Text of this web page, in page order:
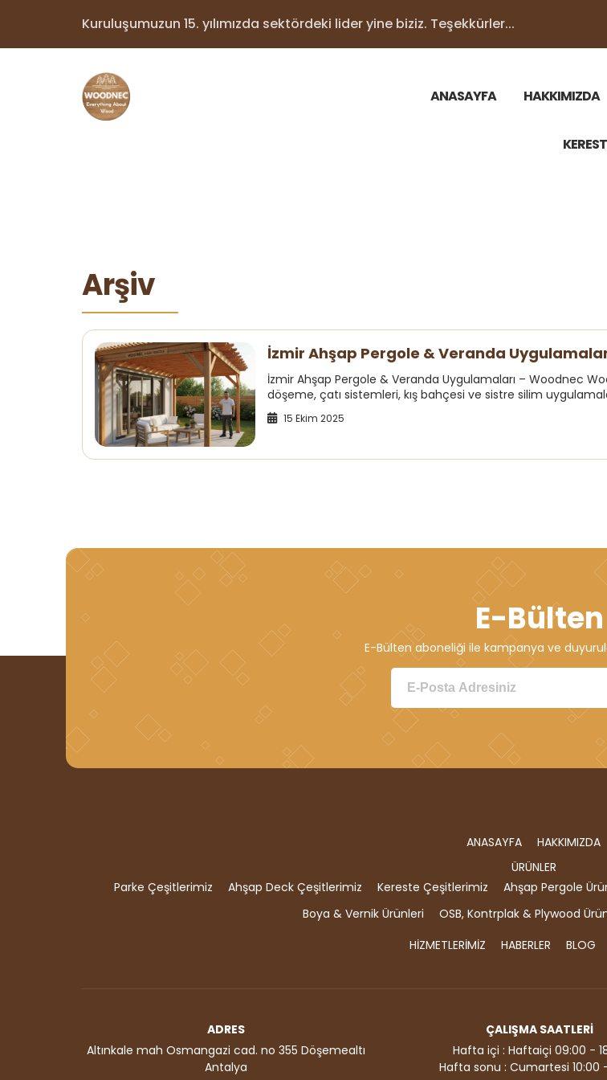
Kuruluşumuzun 15. yılımızda sektördeki lider yine biziz. Teşekkürler...
ANASAYFA HAKKIMIZDA
Arşiv
İzmir Ahşap Pergole & Veranda
İzmir Ahşap Pergole & Veranda Uygulamaları – Woodnec
döşeme, çatı sistemleri, kış bahçesi ve sistre silim
15 Ekim 2025
E-Bülten
E-Bülten aboneliği ile kampanya ve
ANASAYFA
HAKKIMIZDA
ÜRÜNLER
Parke Çeşitlerimiz
Ahşap Deck Çeşitlerimiz Kereste Çeşitlerimiz Ahşap Pergole
Boya & Vernik Ürünleri
OSB, Kontrplak & Plywood
HİZMETLERİMİZ
HABERLER BLOG
ADRES
Altınkale mah Osmangazi cad. no 355 Döşemealtı
Antalya
ÇALIŞMA SAATLERİ
Hafta içi : Haftaiçi 09:00 -
Hafta sonu : Cumartesi 10:00